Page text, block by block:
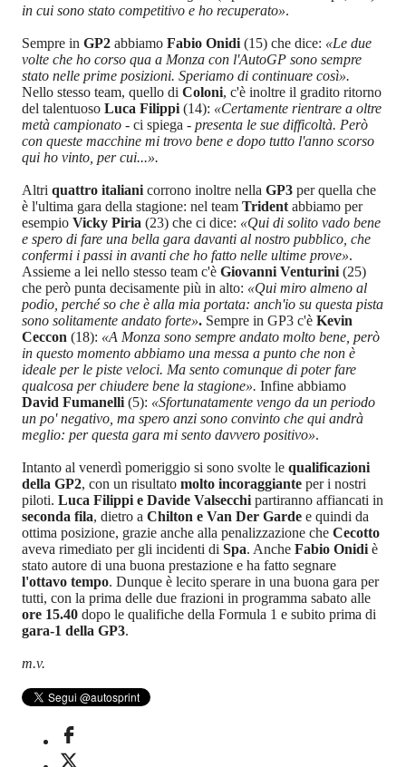
in cui sono stato competitivo e ho recuperato».
Sempre in GP2 abbiamo Fabio Onidi (15) che dice: «Le due
volte che ho corso qua a Monza con l'AutoGP sono sempre
stato nelle prime posizioni. Speriamo di continuare così».
Nello stesso team, quello di Coloni, c'è inoltre il gradito ritorno
del talentuoso Luca Filippi (14): «Certamente rientrare a oltre
metà campionato - ci spiega - presenta le sue difficoltà. Però
con queste macchine mi trovo bene e dopo tutto l'anno scorso
qui ho vinto, per cui...».
Altri quattro italiani corrono inoltre nella GP3 per quella che
è l'ultima gara della stagione: nel team Trident abbiamo per
esempio Vicky Piria (23) che ci dice: «Qui di solito vado bene
e spero di fare una bella gara davanti al nostro pubblico, che
confermi i passi in avanti che ho fatto nelle ultime prove».
Assieme a lei nello stesso team c'è Giovanni Venturini (25)
che però punta decisamente più in alto: «Qui miro almeno al
podio, perché so che è alla mia portata: anch'io su questa pista
sono solitamente andato forte». Sempre in GP3 c'è Kevin
Ceccon (18): «A Monza sono sempre andato molto bene, però
in questo momento abbiamo una messa a punto che non è
ideale per le piste veloci. Ma sento comunque di poter fare
qualcosa per chiudere bene la stagione». Infine abbiamo
David Fumanelli (5): «Sfortunatamente vengo da un periodo
un po' negativo, ma spero anzi sono convinto che qui andrà
meglio: per questa gara mi sento davvero positivo».
Intanto al venerdì pomeriggio si sono svolte le qualificazioni
della GP2, con un risultato molto incoraggiante per i nostri
piloti. Luca Filippi e Davide Valsecchi partiranno affiancati in
seconda fila, dietro a Chilton e Van Der Garde e quindi da
ottima posizione, grazie anche alla penalizzazione che Cecotto
aveva rimediato per gli incidenti di Spa. Anche Fabio Onidi è
stato autore di una buona prestazione e ha fatto segnare
l'ottavo tempo. Dunque è lecito sperare in una buona gara per
tutti, con la prima delle due frazioni in programma sabato alle
ore 15.40 dopo le qualifiche della Formula 1 e subito prima di
gara-1 della GP3.
m.v.